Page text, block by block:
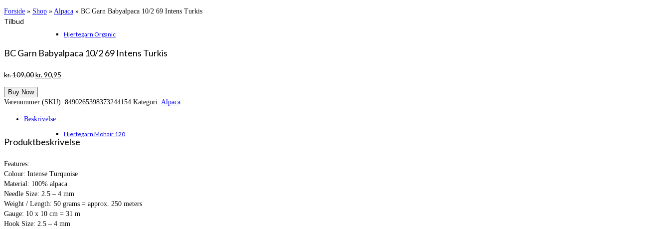
Hjertegarn Organic
Hjertegarn Mohair 120
Forside » Shop » Alpaca » BC Garn Babyalpaca 10/2 69 Intens Turkis
Tilbud
BC Garn Babyalpaca 10/2 69 Intens Turkis
kr.109,00Den
pris
var:
kr.90,95
er:
Buy Now
Varenummer (SKU): 8490265398373244154 Kategori: Alpaca
Beskrivelse
Produktbeskrivelse
Features:
Colour: Intense Turquoise
Material: 100% alpaca
Needle Size: 2.5 – 4 mm
Weight / Length: 50 grams = approx. 250 meters
Gauge: 10 x 10 cm = 31 m
Hook Size: 2.5 – 4 mm